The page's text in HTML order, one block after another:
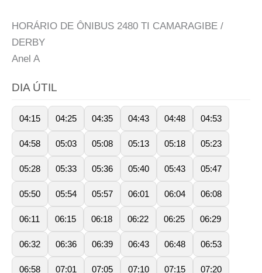
HORÁRIO DE ÔNIBUS 2480 TI CAMARAGIBE /
DERBY
Anel A
DIA ÚTIL
04:15 04:25 04:35 04:43 04:48 04:53
04:58 05:03 05:08 05:13 05:18 05:23
05:28 05:33 05:36 05:40 05:43 05:47
05:50 05:54 05:57 06:01 06:04 06:08
06:11 06:15 06:18 06:22 06:25 06:29
06:32 06:36 06:39 06:43 06:48 06:53
06:58 07:01 07:05 07:10 07:15 07:20